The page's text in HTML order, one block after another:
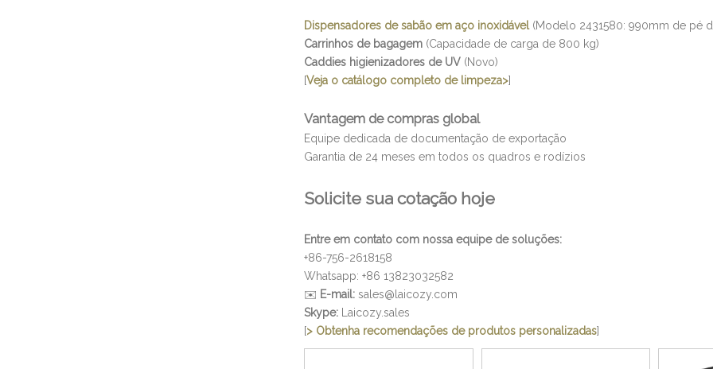
Dispensadores de sabão em aço inoxidável (Modelo 2431580: 990mm de pé
Carrinhos de bagagem (Capacidade de carga de 800 kg)
Caddies higienizadores de UV (Novo)
[Veja o catálogo completo de limpeza>]
Vantagem de compras global
Equipe dedicada de documentação de exportação
Garantia de 24 meses em todos os quadros e rodízios
Solicite sua cotação hoje
Entre em contato com nossa equipe de soluções:
+86-756-2618158
Whatsapp: +86 13823032582
✉️ E-mail: sales@laicozy.com
Skype: Laicozy.sales
[> Obtenha recomendações de produtos personalizadas]